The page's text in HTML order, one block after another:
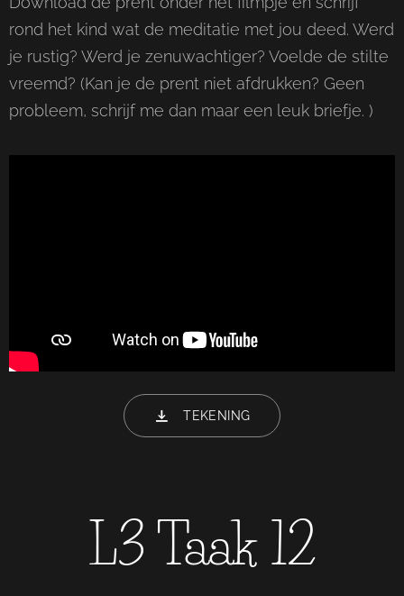
rond het kind wat de meditatie met jou deed. Werd
je rustig? Werd je zenuwachtiger? Voelde de stilte
vreemd? (Kan je de prent niet afdrukken? Geen
probleem, schrijf me dan maar een leuk briefje. )
TEKENING
L3 Taak 12